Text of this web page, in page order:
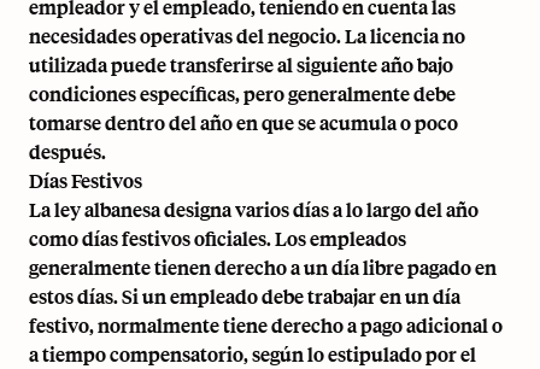
empleador y el empleado, teniendo en cuenta las
necesidades operativas del negocio. La licencia no
utilizada puede transferirse al siguiente año bajo
condiciones específicas, pero generalmente debe
tomarse dentro del año en que se acumula o poco
después.
Días Festivos
La ley albanesa designa varios días a lo largo del año
como días festivos oficiales. Los empleados
generalmente tienen derecho a un día libre pagado en
estos días. Si un empleado debe trabajar en un día
festivo, normalmente tiene derecho a pago adicional o
a tiempo compensatorio, según lo estipulado por el